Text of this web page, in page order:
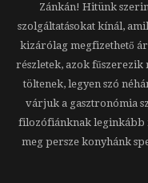
Zánkán! Hitünk
szolgáltatásokat kínál,
kizárólag megfizethető
részletek, azok fűszerezik
töltenek, legyen szó
várjuk a gasztronómia
filozófiánknak leginkább
meg persze konyhánk